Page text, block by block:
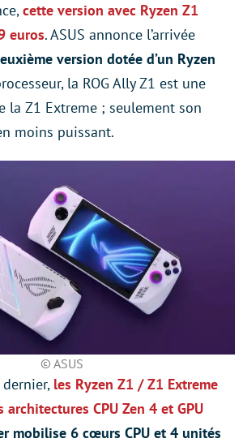
cette version avec Ryzen Z1
euros. ASUS annonce l’arrivée
version dotée d’un Ryzen
la ROG Ally Z1 est une
la Z1 Extreme ; seulement son
moins puissant.
© ASUS
les Ryzen Z1 / Z1 Extreme
architectures CPU Zen 4 et GPU
mobilise 6 cœurs CPU et 4 unités